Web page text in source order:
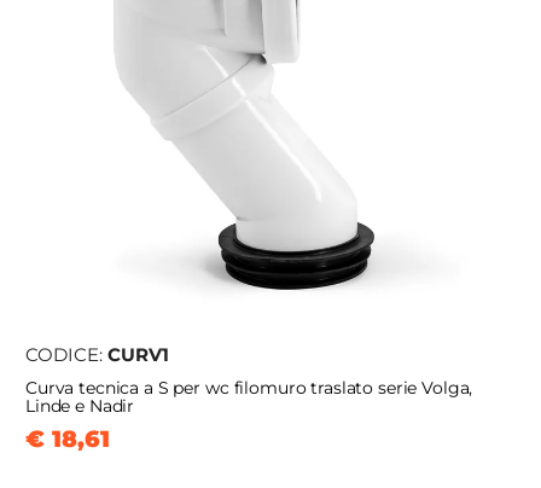
CODICE: CURV1
Curva tecnica a S per wc filomuro traslato serie Volga,
Linde e Nadir
€ 18,61